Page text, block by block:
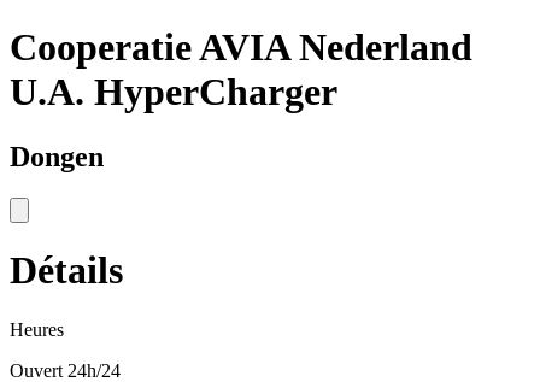
Cooperatie AVIA Nederland
U.A. HyperCharger
Dongen
Détails
Heures
Ouvert 24h/24